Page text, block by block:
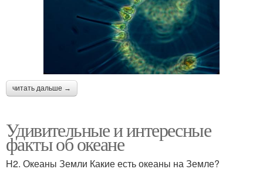
читать дальше →
Удивительные и интересные
факты об океане
H2. Океаны Земли Какие есть океаны на Земле?